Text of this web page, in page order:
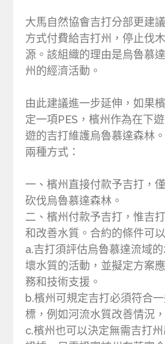
大馬自然協會吉打分部更建
方式付費給吉打州，停止伐
源。該組織的理由是烏魯慕
州的經濟活動。
由此建議進一步延伸，如果
定一項PES，檳州作為在下
遊的吉打維護烏魯慕達森林
兩種方式：
一、檳州直接付款予吉打，
砍伐烏魯慕達森林。
二、檳州付款予吉打，惟吉
和改善水質。合約的條件可以
a.吉打須評估烏魯慕達流域
壞水質的活動，並擬定方案
務和技術支援。
b.檳州可規定吉打必須符合
標，例如河流水質改善情況
c.檳州也可以決定無需吉打